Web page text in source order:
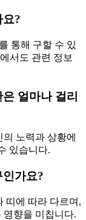
?
통해 구할 수 있
서도 관련 정보
얼마나 걸리
노력과 상황에
있습니다.
가요?
띠에 따라 다르며,
영향을 미칩니다.